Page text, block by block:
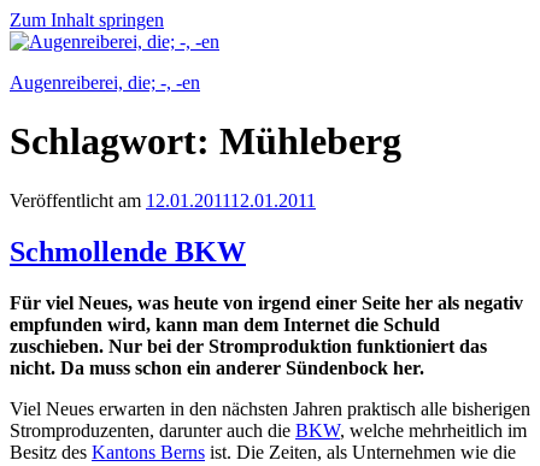
Zum Inhalt springen
Augenreiberei, die; -, -en
Schlagwort: Mühleberg
Veröffentlicht am 12.01.201112.01.2011
Schmollende BKW
Für viel Neues, was heute von irgend einer Seite her als negativ
empfunden wird, kann man dem Internet die Schuld
zuschieben. Nur bei der Stromproduktion funktioniert das
nicht. Da muss schon ein anderer Sündenbock her.
Viel Neues erwarten in den nächsten Jahren praktisch alle bisherigen
Stromproduzenten, darunter auch die BKW, welche mehrheitlich im
Besitz des Kantons Berns ist. Die Zeiten, als Unternehmen wie die